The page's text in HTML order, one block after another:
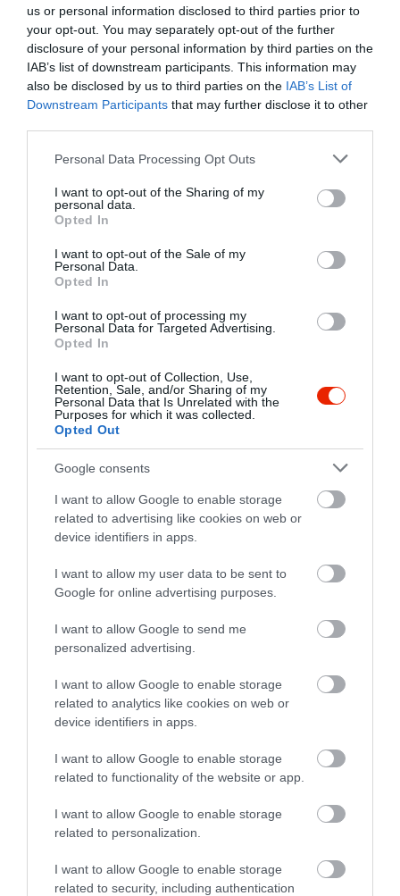
us or personal information disclosed to third parties prior to
your opt-out. You may separately opt-out of the further
disclosure of your personal information by third parties on the
IAB’s list of downstream participants. This information may
also be disclosed by us to third parties on the IAB’s List of
Downstream Participants that may further disclose it to other
Please note that this website/app uses one or more Google
not limited to your visit or usage behaviour. You may click to
grant or deny consent to Google and its third-party tags to
use your data for below specified purposes in below Google
consent section.
Personal Data Processing Opt Outs
I want to opt-out of the Sharing of my
personal data.
Opted In
I want to opt-out of the Sale of my
Personal Data.
Opted In
I want to opt-out of processing my
Personal Data for Targeted Advertising.
Opted In
I want to opt-out of Collection, Use,
Retention, Sale, and/or Sharing of my
Personal Data that Is Unrelated with the
Purposes for which it was collected.
Opted Out
Google consents
I want to allow Google to enable storage
related to advertising like cookies on web or
device identifiers in apps.
I want to allow my user data to be sent to
Google for online advertising purposes.
I want to allow Google to send me
personalized advertising.
I want to allow Google to enable storage
related to analytics like cookies on web or
device identifiers in apps.
I want to allow Google to enable storage
related to functionality of the website or app.
I want to allow Google to enable storage
related to personalization.
I want to allow Google to enable storage
related to security, including authentication
Értékelések Értékeld Te is
4.8 4 1
2 0
1 0
Toth Eniko
2017. Április 21.
Finom ételek; tökéletes
kiszolgálás! Csak így tovább :)
Jelentés
2017. Március 12.
Remek hely érdemes étkezni
.....is